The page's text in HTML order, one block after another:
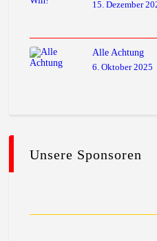
15. Dezember
Alle Achtung
6. Oktober 2025
Unsere Sponsoren